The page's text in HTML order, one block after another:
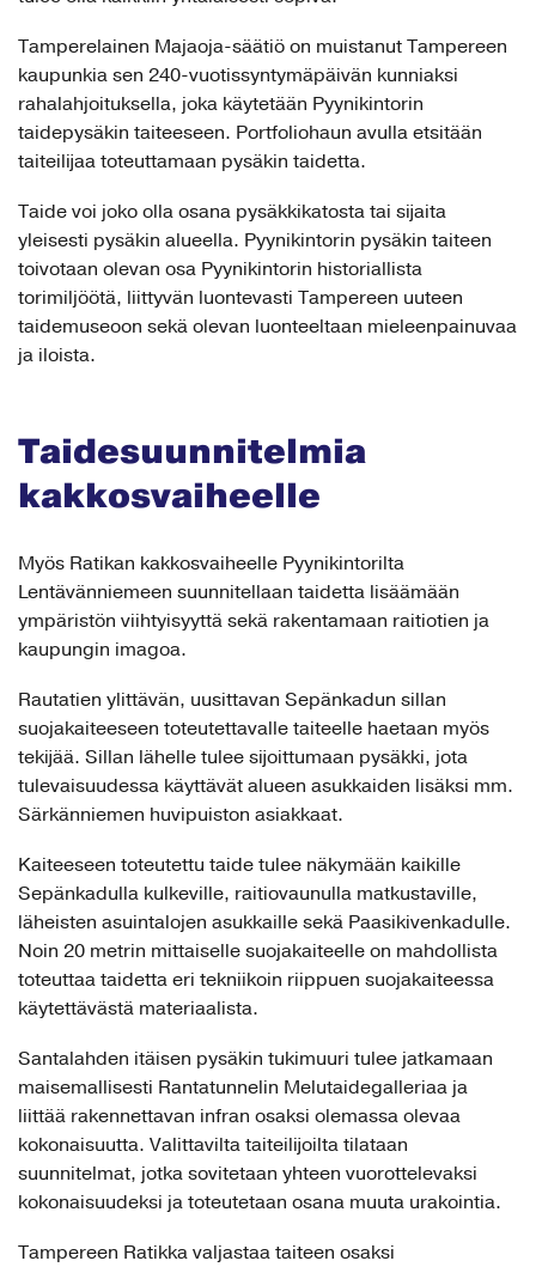
Tamperelainen Majaoja-säätiö on muistanut Tampereen
kaupunkia sen 240-vuotissyntymäpäivän kunniaksi
rahalahjoituksella, joka käytetään Pyynikintorin
taidepysäkin taiteeseen. Portfoliohaun avulla etsitään
taiteilijaa toteuttamaan pysäkin taidetta.
Taide voi joko olla osana pysäkkikatosta tai sijaita
yleisesti pysäkin alueella. Pyynikintorin pysäkin taiteen
toivotaan olevan osa Pyynikintorin historiallista
torimiljöötä, liittyvän luontevasti Tampereen uuteen
taidemuseoon sekä olevan luonteeltaan mieleenpainuvaa
ja iloista.
Taidesuunnitelmia
kakkosvaiheelle
Myös Ratikan kakkosvaiheelle Pyynikintorilta
Lentävänniemeen suunnitellaan taidetta lisäämään
ympäristön viihtyisyyttä sekä rakentamaan raitiotien ja
kaupungin imagoa.
Rautatien ylittävän, uusittavan Sepänkadun sillan
suojakaiteeseen toteutettavalle taiteelle haetaan myös
tekijää. Sillan lähelle tulee sijoittumaan pysäkki, jota
tulevaisuudessa käyttävät alueen asukkaiden lisäksi mm.
Särkänniemen huvipuiston asiakkaat.
Kaiteeseen toteutettu taide tulee näkymään kaikille
Sepänkadulla kulkeville, raitiovaunulla matkustaville,
läheisten asuintalojen asukkaille sekä Paasikivenkadulle.
Noin 20 metrin mittaiselle suojakaiteelle on mahdollista
toteuttaa taidetta eri tekniikoin riippuen suojakaiteessa
käytettävästä materiaalista.
Santalahden itäisen pysäkin tukimuuri tulee jatkamaan
maisemallisesti Rantatunnelin Melutaidegalleriaa ja
liittää rakennettavan infran osaksi olemassa olevaa
kokonaisuutta. Valittavilta taiteilijoilta tilataan
suunnitelmat, jotka sovitetaan yhteen vuorottelevaksi
kokonaisuudeksi ja toteutetaan osana muuta urakointia.
Tampereen Ratikka valjastaa taiteen osaksi